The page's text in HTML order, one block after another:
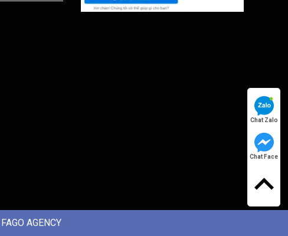
Chat Zalo
Chat Face
FAGO AGENCY